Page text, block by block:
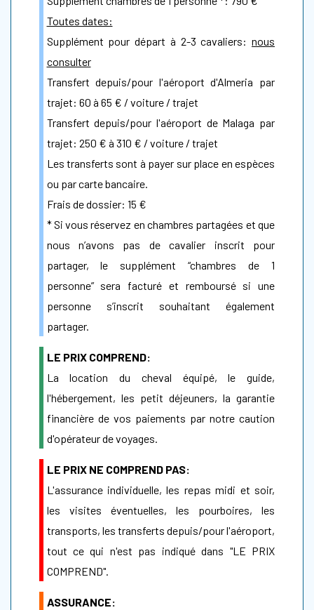
Toutes dates:
Supplément pour départ à 2-3 cavaliers: nous
consulter
Transfert depuis/pour l'aéroport d'Almeria par
trajet: 60 à 65 € / voiture / trajet
Transfert depuis/pour l'aéroport de Malaga par
trajet: 250 € à 310 € / voiture / trajet
Les transferts sont à payer sur place en espèces
ou par carte bancaire.
Frais de dossier: 15 €
* Si vous réservez en chambres partagées et que
nous n’avons pas de cavalier inscrit pour
partager, le supplément “chambres de 1
personne” sera facturé et remboursé si une
personne s’inscrit souhaitant également
partager.
LE PRIX COMPREND:
La location du cheval équipé, le guide,
l'hébergement, les petit déjeuners, la garantie
financière de vos paiements par notre caution
d'opérateur de voyages.
LE PRIX NE COMPREND PAS:
L'assurance individuelle, les repas midi et soir,
les visites éventuelles, les pourboires, les
transports, les transferts depuis/pour l'aéroport,
tout ce qui n'est pas indiqué dans "LE PRIX
COMPREND".
ASSURANCE: